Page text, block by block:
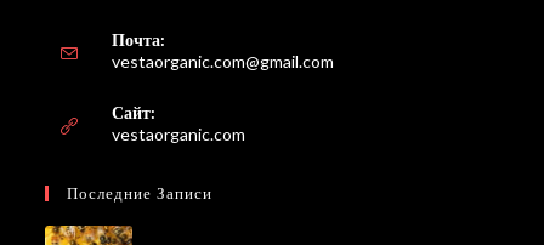
Почта:
vestaorganic.com@gmail.com
Сайт:
vestaorganic.com
Последние Записи